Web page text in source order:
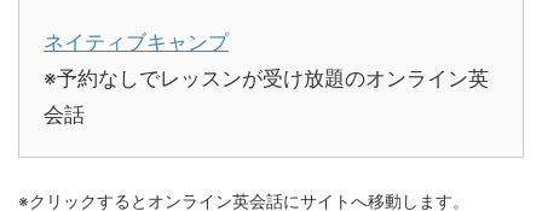
ネイティブキャンプ
※予約なしでレッスンが受け放題のオンライン英
会話
※クリックするとオンライン英会話にサイトへ移動します。